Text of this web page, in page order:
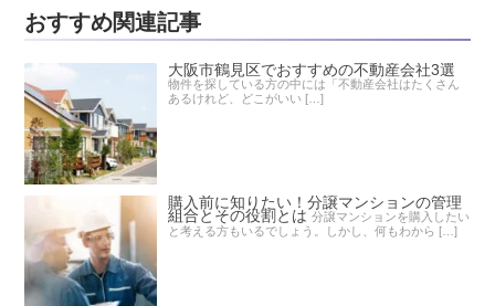
おすすめ関連記事
大阪市鶴見区でおすすめの不動産会社3選
物件を探している方の中には「不動産会社はたくさん
あるけれど、どこがいい […]
購入前に知りたい！分譲マンションの管理
組合とその役割とは 分譲マンションを購入したい
と考える方もいるでしょう。しかし、何もわから […]